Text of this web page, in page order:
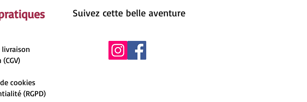
cookies
(RGPD)
Suivez cette belle aventure